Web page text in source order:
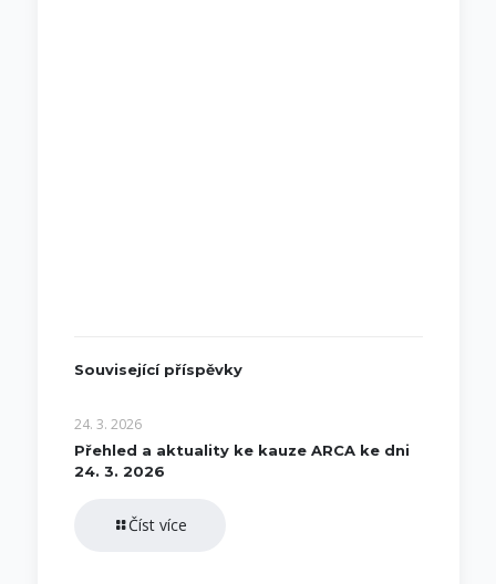
Související příspěvky
24. 3. 2026
Přehled a aktuality ke kauze ARCA ke dni
24. 3. 2026
Číst více